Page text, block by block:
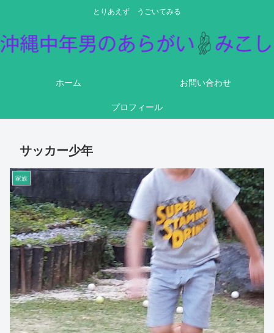
とりあえず うごいてみる
ホーム
お問い合わせ
プロフィール
サッカー少年
家族